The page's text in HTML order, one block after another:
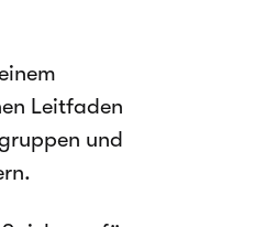
Leitfaden
und